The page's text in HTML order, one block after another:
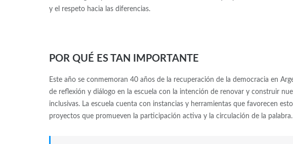
y el respeto hacia las diferencias.
POR QUÉ ES TAN IMPORTANTE
Este año se conmemoran 40 años de la recuperación de la democracia en
de reflexión y diálogo en la escuela con la intención de renovar y construir
inclusivas. La escuela cuenta con instancias y herramientas que favorecen
proyectos que promueven la participación activa y la circulación de la palabra.